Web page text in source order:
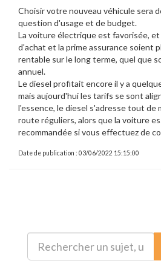
Choisir votre nouveau véhicule sera
question d'usage et de budget.
La voiture électrique est favorisée,
d'achat et la prime assurance soient
rentable sur le long terme, quel que
annuel.
Le diesel profitait encore il y a
mais aujourd'hui les tarifs se sont
l'essence, le diesel s'adresse tout de
route réguliers, alors que la voiture
recommandée si vous effectuez de
Date de publication : 03/06/2022 15:15:00